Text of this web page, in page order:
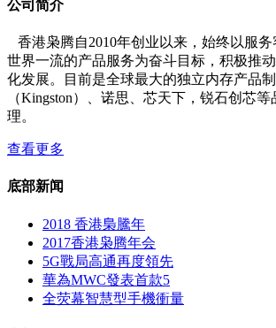
公司简介
香港枭腾自2010年创业以来，始终以服
世界一流的产品服务为奋斗目标，积极推
化发展。目前是全球最大的独立内存产品
（Kingston）、诺思、芯天下，锐石创芯
理。
查看更多
底部新闻
2018 香港梟騰年
2017香港枭腾年会
5G戰局高通再度領先
華為MWC發表首款5
全荧幕智慧型手機衝量